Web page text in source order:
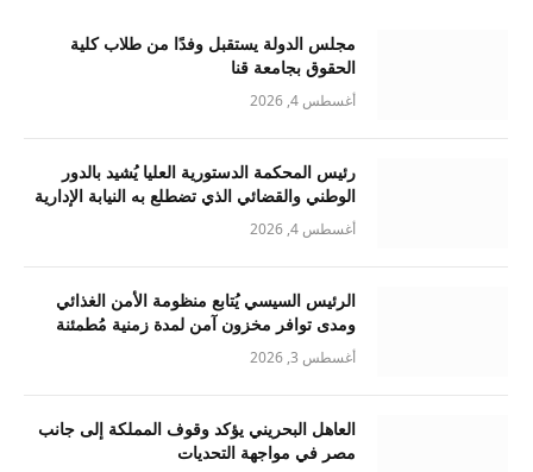
مجلس الدولة يستقبل وفدًا من طلاب كلية
الحقوق بجامعة قنا
أغسطس 4, 2026
رئيس المحكمة الدستورية العليا يُشيد بالدور
الوطني والقضائي الذي تضطلع به النيابة الإدارية
أغسطس 4, 2026
الرئيس السيسي يُتابع منظومة الأمن الغذائي
ومدى توافر مخزون آمن لمدة زمنية مُطمئنة
أغسطس 3, 2026
العاهل البحريني يؤكد وقوف المملكة إلى جانب
مصر في مواجهة التحديات